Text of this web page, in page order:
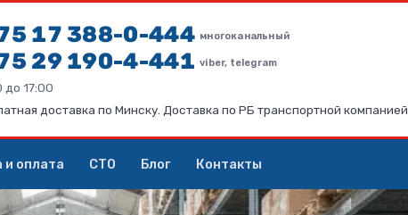
17 388-0-444 многоканальный
29 190-4-441viber, telegram
до 17:00
доставка по Минску. Доставка по РБ транспортной компанией
и оплата СТО Блог Контакты